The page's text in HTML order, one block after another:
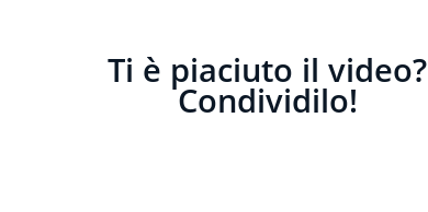
Ti è piaciuto il video?
Condividilo!